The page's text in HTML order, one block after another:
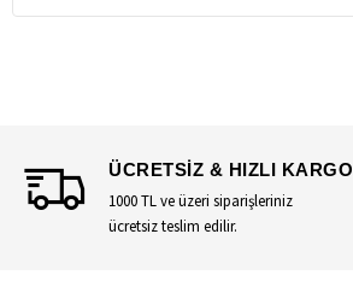
ÜCRETSİZ & HIZLI KARGO
1000 TL ve üzeri siparişleriniz
ücretsiz teslim edilir.